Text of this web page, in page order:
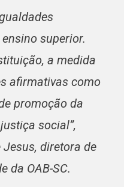
superior.
a medida
afirmativas como
promoção da
social”,
diretora de
da OAB-SC.